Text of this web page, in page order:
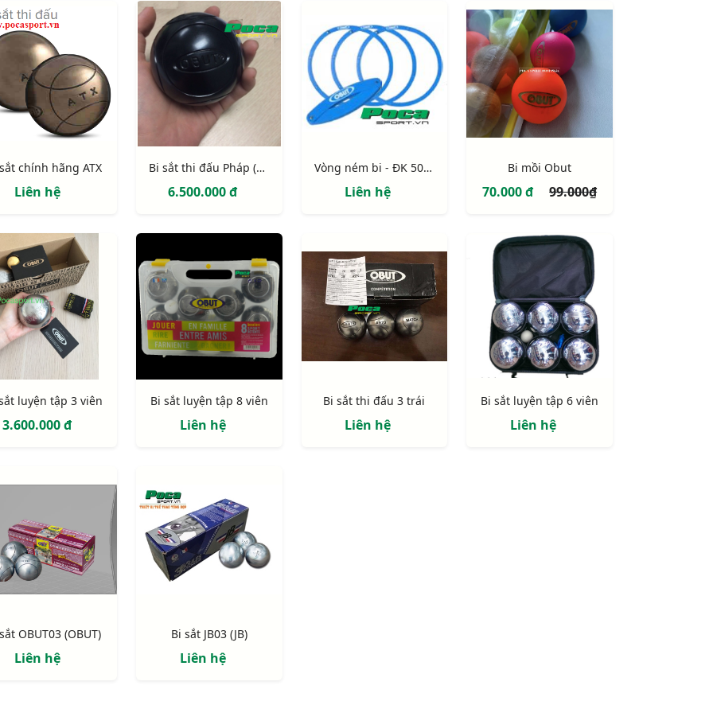
chính hãng ATX
Liên hệ
Bi sắt thi đấu Pháp (màu đen)
6.500.000 đ
Vòng ném bi - ĐK 50cm
Liên hệ
Bi mồi Obut
70.000 đ 99.000₫
luyện tập 3 viên
3.600.000 đ
Bi sắt luyện tập 8 viên
Liên hệ
Bi sắt thi đấu 3 trái
Liên hệ
Bi sắt luyện tập 6 viên
Liên hệ
OBUT03 (OBUT)
Liên hệ
Bi sắt JB03 (JB)
Liên hệ